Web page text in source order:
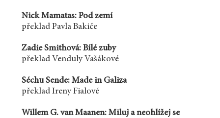
Nick Mamatas: Pod zemí
překlad Pavla Bakiče
Zadie Smithová: Bílé zuby
překlad Venduly Vašákové
Séchu Sende: Made in Galiza
překlad Ireny Fialové
Willem G. van Maanen: Miluj a neohlížej se